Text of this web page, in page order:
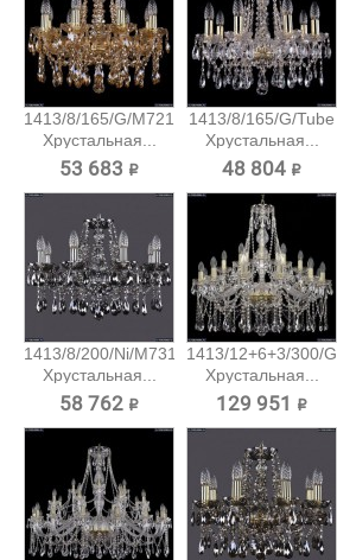
1413/8/165/G/M721
Хрустальная...
53 683 ₽
1413/8/165/G/Tube
Хрустальная...
48 804 ₽
1413/8/200/Ni/M731
Хрустальная...
58 762 ₽
1413/12+6+3/300/G
Хрустальная...
129 951 ₽